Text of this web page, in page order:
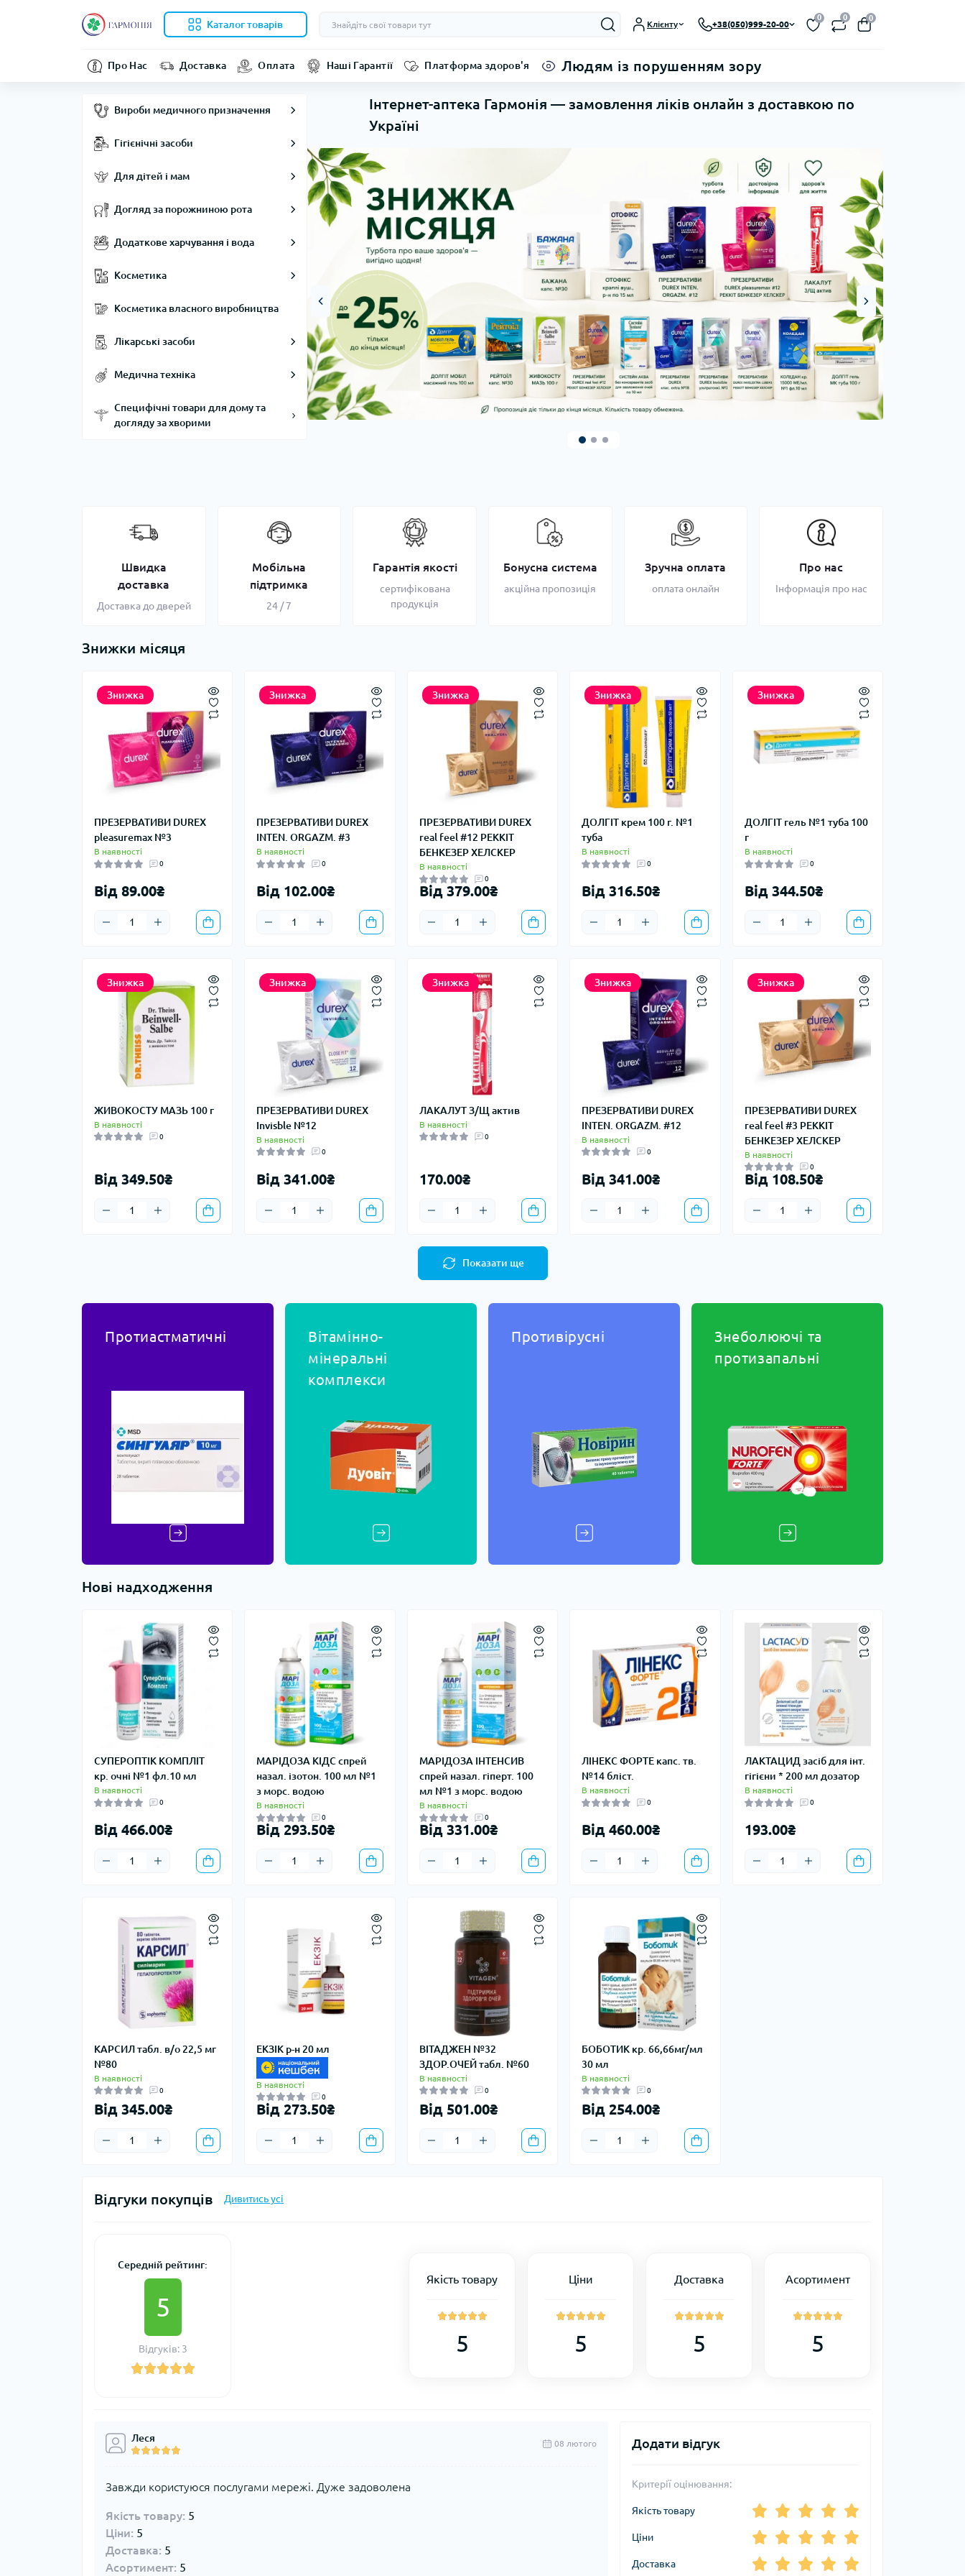
Каталог товарів
Вироби медичного призначення
Гігієнічні засоби
Для дітей і мам
Догляд за порожниною рота
Додаткове харчування і вода
Косметика
Косметика власного виробництва
Лікарські засоби
Медична техніка
Специфічні товари для дому та
догляду за хворими
Клієнту +38(050)999-20-00
0 0 0
Про Нас Доставка Оплата Наші Гарантії Платформа здоров'я Людям із порушенням зору
Інтернет-аптека Гармонія — замовлення ліків онлайн з доставкою по
Україні
Швидка
доставка
Доставка до дверей
Мобільна
підтримка
24 / 7
Гарантія якості
сертифікована
продукція
Бонусна система
акційна пропозиція
Зручна оплата
оплата онлайн
Про нас
Інформація про нас
Знижки місяця
Знижка
ПРЕЗЕРВАТИВИ DUREX
pleasuremax №3
В наявності
0
Від 89.00₴
Знижка
ПРЕЗЕРВАТИВИ DUREX
INTEN. ORGAZM. #3
В наявності
0
Від 102.00₴
Знижка
ПРЕЗЕРВАТИВИ DUREX
real feel #12 РЕККІТ
БЕНКЕЗЕР ХЕЛСКЕР
В наявності
0
Від 379.00₴
Знижка
ДОЛГІТ крем 100 г. №1
туба
В наявності
0
Від 316.50₴
Знижка
ДОЛГІТ гель №1 туба 100
г
В наявності
0
Від 344.50₴
Знижка
ЖИВОКОСТУ МАЗЬ 100 г
В наявності
0
Від 349.50₴
Знижка
ПРЕЗЕРВАТИВИ DUREX
Invisble №12
В наявності
0
Від 341.00₴
Знижка
ЛАКАЛУТ З/Щ актив
В наявності
0
170.00₴
Знижка
ПРЕЗЕРВАТИВИ DUREX
INTEN. ORGAZM. #12
В наявності
0
Від 341.00₴
Знижка
ПРЕЗЕРВАТИВИ DUREX
real feel #3 РЕККІТ
БЕНКЕЗЕР ХЕЛСКЕР
В наявності
0
Від 108.50₴
Показати ще
Протиастматичні
Вітамінно-
мінеральні
комплекси
Противірусні
Знеболюючі та
протизапальні
Нові надходження
СУПЕРОПТІК КОМПЛІТ
кр. очні №1 фл.10 мл
В наявності
0
Від 466.00₴
МАРІДОЗА КІДС спрей
назал. ізотон. 100 мл №1
з морс. водою
В наявності
0
Від 293.50₴
МАРІДОЗА ІНТЕНСИВ
спрей назал. гіперт. 100
мл №1 з морс. водою
В наявності
0
Від 331.00₴
ЛІНЕКС ФОРТЕ капс. тв.
№14 бліст.
В наявності
0
Від 460.00₴
ЛАКТАЦИД засіб для інт.
гігієни * 200 мл дозатор
В наявності
0
193.00₴
КАРСИЛ табл. в/о 22,5 мг
№80
В наявності
0
Від 345.00₴
ЕКЗІК р-н 20 мл
В наявності
0
Від 273.50₴
ВІТАДЖЕН №32
ЗДОР.ОЧЕЙ табл. №60
В наявності
0
Від 501.00₴
БОБОТИК кр. 66,66мг/мл
30 мл
В наявності
0
Від 254.00₴
Відгуки покупців Дивитись усі
Середній рейтинг:
5
Відгуків: 3
Якість товару
5
Ціни
5
Доставка
5
Асортимент
5
Леся 08 лютого
Завжди користуюся послугами мережі. Дуже задоволена
Якість товару: 5
Ціни: 5
Доставка: 5
Асортимент: 5
Додати відгук
Критерії оцінювання:
Якість товару
Ціни
Доставка